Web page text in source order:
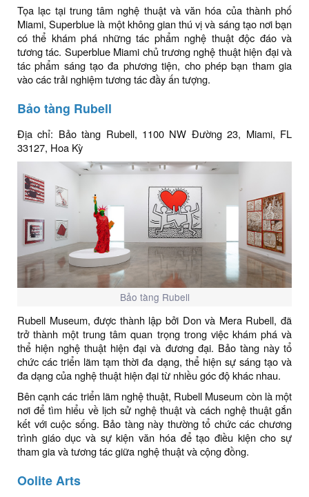
Tọa lạc tại trung tâm nghệ thuật và văn hóa của thành phố
Miami, Superblue là một không gian thú vị và sáng tạo nơi bạn
có thể khám phá những tác phẩm nghệ thuật độc đáo và
tương tác. Superblue Miami chủ trương nghệ thuật hiện đại và
tác phẩm sáng tạo đa phương tiện, cho phép bạn tham gia
vào các trải nghiệm tương tác đầy ấn tượng.
Bảo tàng Rubell
Địa chỉ: Bảo tàng Rubell, 1100 NW Đường 23, Miami, FL
33127, Hoa Kỳ
Bảo tàng Rubell
Rubell Museum, được thành lập bởi Don và Mera Rubell, đã
trở thành một trung tâm quan trọng trong việc khám phá và
thể hiện nghệ thuật hiện đại và đương đại. Bảo tàng này tổ
chức các triển lãm tạm thời đa dạng, thể hiện sự sáng tạo và
đa dạng của nghệ thuật hiện đại từ nhiều góc độ khác nhau.
Bên cạnh các triển lãm nghệ thuật, Rubell Museum còn là một
nơi để tìm hiểu về lịch sử nghệ thuật và cách nghệ thuật gắn
kết với cuộc sống. Bảo tàng này thường tổ chức các chương
trình giáo dục và sự kiện văn hóa để tạo điều kiện cho sự
tham gia và tương tác giữa nghệ thuật và cộng đồng.
Oolite Arts